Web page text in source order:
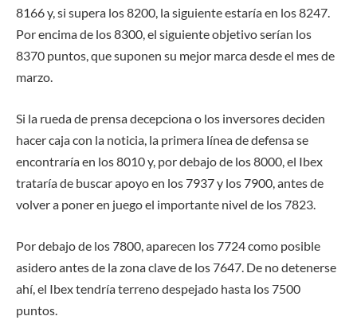
8166 y, si supera los 8200, la siguiente estaría en los 8247.
Por encima de los 8300, el siguiente objetivo serían los
8370 puntos, que suponen su mejor marca desde el mes de
marzo.
Si la rueda de prensa decepciona o los inversores deciden
hacer caja con la noticia, la primera línea de defensa se
encontraría en los 8010 y, por debajo de los 8000, el Ibex
trataría de buscar apoyo en los 7937 y los 7900, antes de
volver a poner en juego el importante nivel de los 7823.
Por debajo de los 7800, aparecen los 7724 como posible
asidero antes de la zona clave de los 7647. De no detenerse
ahí, el Ibex tendría terreno despejado hasta los 7500
puntos.